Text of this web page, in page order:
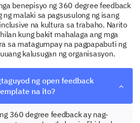
benepisyo ng 360 degree feedback
malaki sa pagsusulong ng isang
na kultura sa trabaho. Narito
kung bakit mahalaga ang mga
sa matagumpay na pagpapabuti ng
kalusugan ng organisasyon.
ng open feedback
na ito?
360 degree feedback ay nag-